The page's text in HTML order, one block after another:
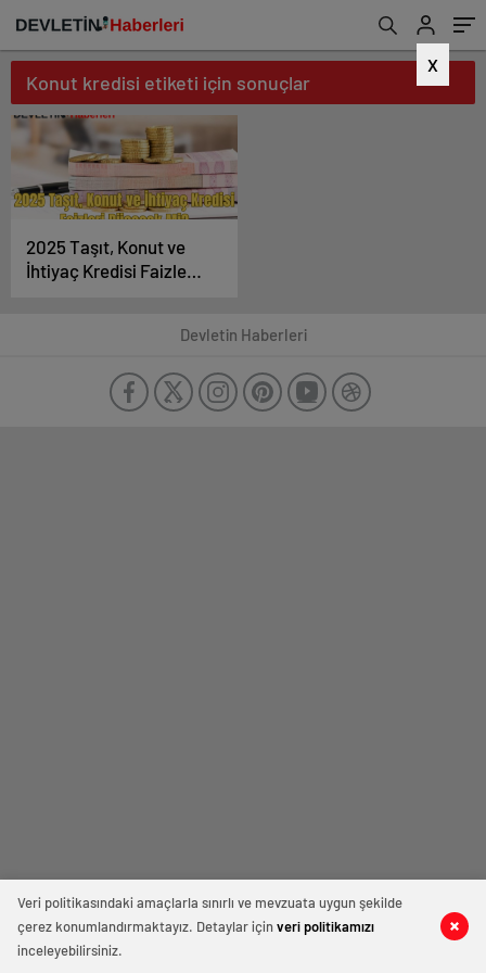
X
Konut kredisi etiketi için sonuçlar
2025 Taşıt, Konut ve
İhtiyaç Kredisi Faizleri
Devletin Haberleri
Veri politikasındaki amaçlarla sınırlı ve mevzuata uygun şekilde
çerez konumlandırmaktayız. Detaylar içinveri politikamızı
inceleyebilirsiniz.